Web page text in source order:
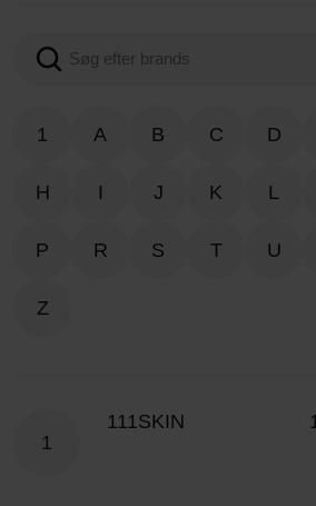
1 A B C D
H I J K L
P R S T U
Z
1
111SKIN